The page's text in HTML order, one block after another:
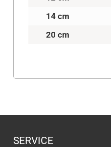
14 cm
20 cm
SERVICE